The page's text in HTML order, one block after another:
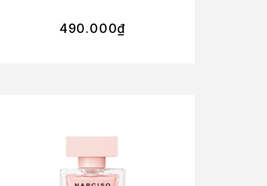
490.000₫